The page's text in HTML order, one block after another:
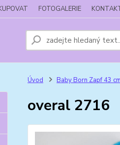
FOTOGALERIE
Úvod Baby Born Zapf 43
overal 2716